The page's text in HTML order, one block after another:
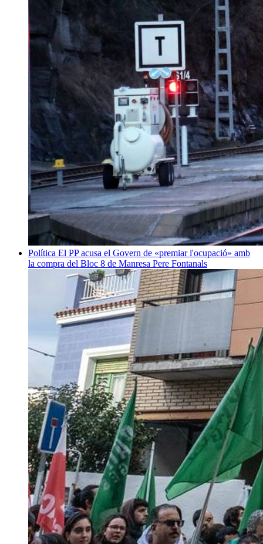
Política El PP acusa el Govern de «premiar l'ocupació» amb
la compra del Bloc 8 de Manresa Pere Fontanals